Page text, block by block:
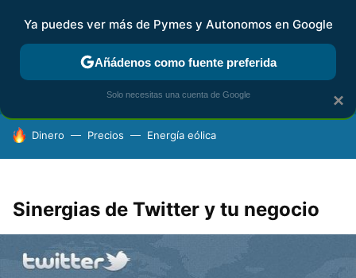
FISCALIDAD Y CONTABILIDAD KIT DIGITAL RENTA
HOY SE HABLA DE
Dinero Precios Energía eólica
Sinergias de Twitter y tu negocio
×
Ya puedes ver más de Pymes y Autonomos en Google
Añádenos como fuente preferida
Solo necesitas una cuenta de Google